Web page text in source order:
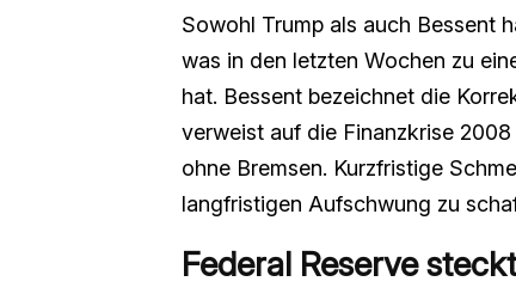
Sowohl Trump als auch Bessent
was in den letzten Wochen zu
hat. Bessent bezeichnet die
verweist auf die Finanzkrise
ohne Bremsen. Kurzfristige
langfristigen Aufschwung zu
Federal Reserve